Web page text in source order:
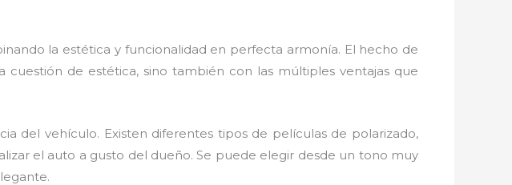
la estética y funcionalidad en perfecta armonía. El hecho de
de estética, sino también con las múltiples ventajas que
del vehículo. Existen diferentes tipos de películas de polarizado,
el auto a gusto del dueño. Se puede elegir desde un tono muy